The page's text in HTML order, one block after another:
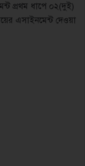
প্রথম ধাপে ০২(দুই)
এসাইনমেন্ট দেওয়া